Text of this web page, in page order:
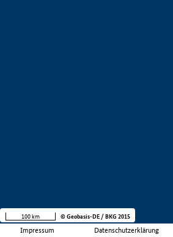
Impressum Datenschutzerklärung
100 km © Geobasis-DE / BKG 2015